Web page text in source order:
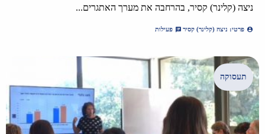
ניצה (קלינר) קסיר, בהרחבה את מערך האתגרים...
פרטי: ניצה (קלינר) קסיר פעילות
תעסוקה